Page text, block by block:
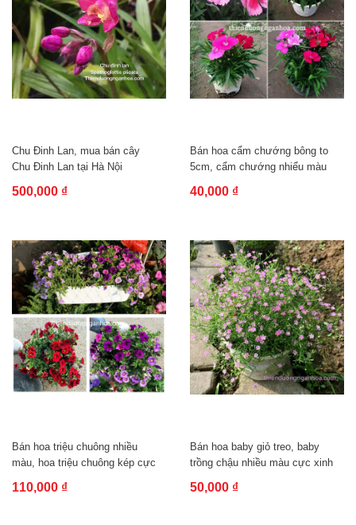
Chu Đinh Lan, mua bán cây
Chu Đinh Lan tại Hà Nội
500,000 ₫
Bán hoa cẩm chướng bông to
5cm, cẩm chướng nhiểu màu
40,000 ₫
Bán hoa triệu chuông nhiều
màu, hoa triệu chuông kép cực
110,000 ₫
Bán hoa baby giỏ treo, baby
trồng chậu nhiều màu cực xinh
50,000 ₫